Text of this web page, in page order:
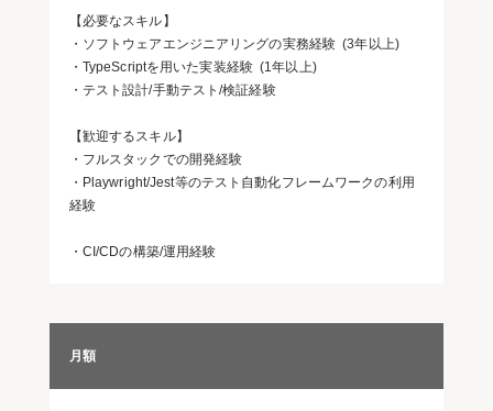
【必要なスキル】
・ソフトウェアエンジニアリングの実務経験 (3年以上)
・TypeScriptを用いた実装経験 (1年以上)
・テスト設計/手動テスト/検証経験
【歓迎するスキル】
・フルスタックでの開発経験
・Playwright/Jest等のテスト自動化フレームワークの利用
経験
・CI/CDの構築/運用経験
月額